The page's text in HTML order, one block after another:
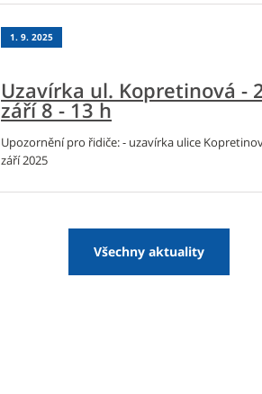
1. 9. 2025
Uzavírka ul. Kopretinová -
září 8 - 13 h
Upozornění pro řidiče: - uzavírka ulice
září 2025
Všechny aktuality